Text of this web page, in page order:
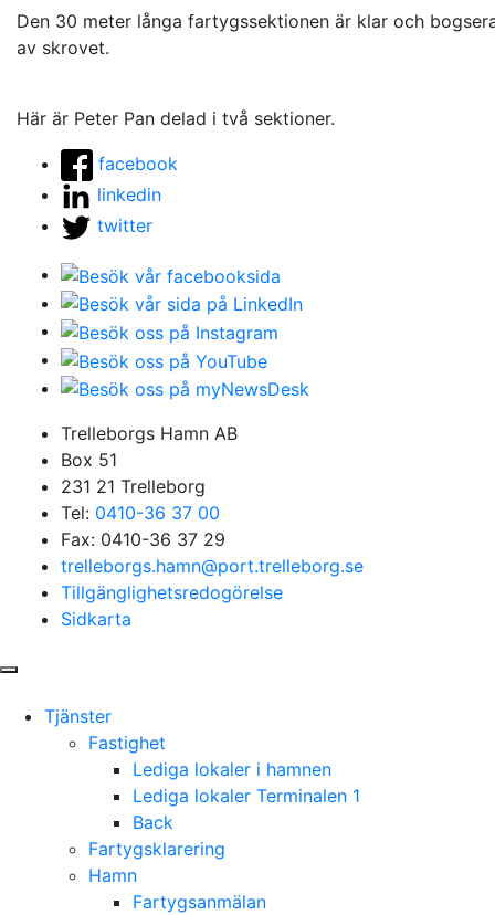
Den 30 meter långa fartygssektionen är klar och
av skrovet.
Här är Peter Pan delad i två sektioner.
facebook
linkedin
twitter
Trelleborgs Hamn AB
Box 51
231 21 Trelleborg
Tel: 0410-36 37 00
Fax: 0410-36 37 29
trelleborgs.hamn@port.trelleborg.se
Tillgänglighetsredogörelse
Sidkarta
Tjänster
Fastighet
Lediga lokaler i hamnen
Lediga lokaler Terminalen 1
Back
Fartygsklarering
Hamn
Fartygsanmälan